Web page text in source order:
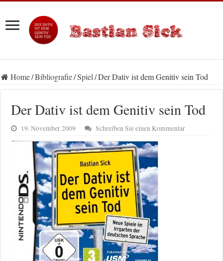
Home/Bibliografie/Spiel/Der Dativ ist dem Genitiv sein Tod
Der Dativ ist dem Genitiv sein Tod
19. November 2009 Schreiben Sie einen Kommentar